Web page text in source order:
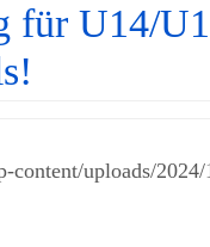
für U14/
uploads/